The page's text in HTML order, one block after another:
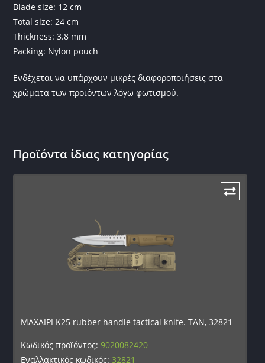
Blade size: 12 cm
Total size: 24 cm
Thickness: 3.8 mm
Packing: Nylon pouch
Ενδέχεται να υπάρχουν μικρές διαφοροποιήσεις στα
χρώματα των προϊόντων λόγω φωτισμού.
Προϊόντα ίδιας κατηγορίας
ΜΑΧΑΙΡΙ K25 rubber handle tactical knife. TAN, 32821
Κωδικός προϊόντος:9020082420
Εναλλακτικός κωδικός: 32821